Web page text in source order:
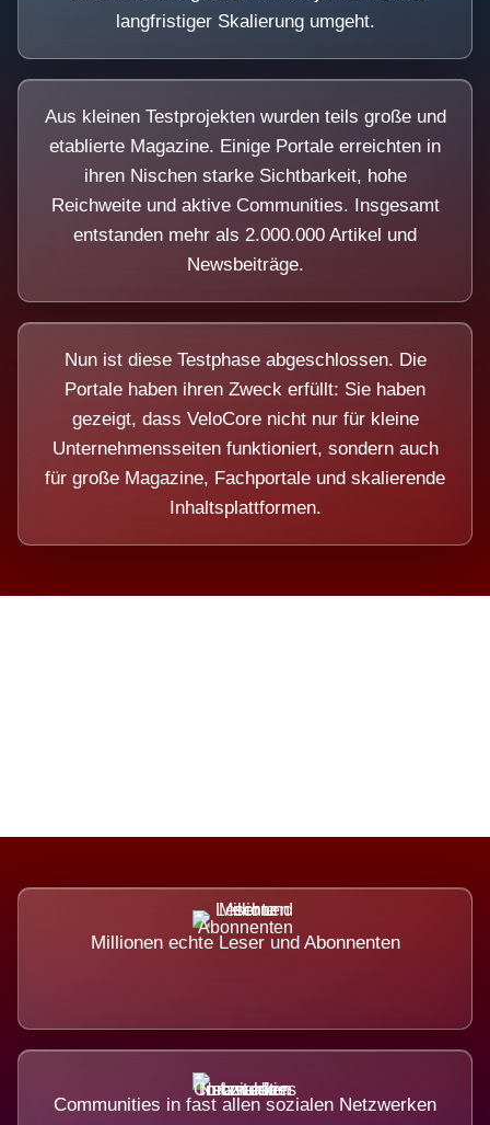
langfristiger Skalierung umgeht.
Aus kleinen Testprojekten wurden teils große und
etablierte Magazine. Einige Portale erreichten in
ihren Nischen starke Sichtbarkeit, hohe
Reichweite und aktive Communities. Insgesamt
entstanden mehr als 2.000.000 Artikel und
Newsbeiträge.
Nun ist diese Testphase abgeschlossen. Die
Portale haben ihren Zweck erfüllt: Sie haben
gezeigt, dass VeloCore nicht nur für kleine
Unternehmensseiten funktioniert, sondern auch
für große Magazine, Fachportale und skalierende
Inhaltsplattformen.
Millionen echte Leser und Abonnenten
Communities in fast allen sozialen Netzwerken